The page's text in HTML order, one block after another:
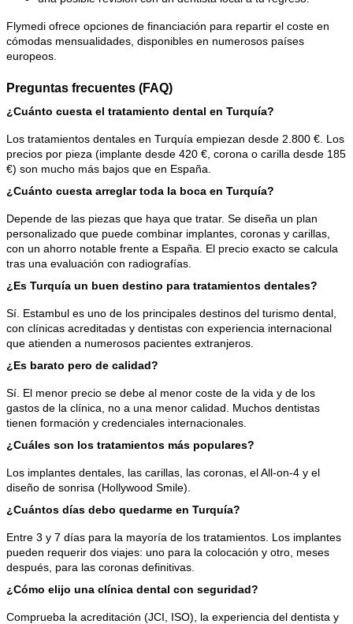
Flymedi ofrece opciones de financiación para repartir el coste en
cómodas mensualidades, disponibles en numerosos países
europeos.
Preguntas frecuentes (FAQ)
¿Cuánto cuesta el tratamiento dental en Turquía?
Los tratamientos dentales en Turquía empiezan desde 2.800 €. Los
precios por pieza (implante desde 420 €, corona o carilla desde 185
€) son mucho más bajos que en España.
¿Cuánto cuesta arreglar toda la boca en Turquía?
Depende de las piezas que haya que tratar. Se diseña un plan
personalizado que puede combinar implantes, coronas y carillas,
con un ahorro notable frente a España. El precio exacto se calcula
tras una evaluación con radiografías.
¿Es Turquía un buen destino para tratamientos dentales?
Sí. Estambul es uno de los principales destinos del turismo dental,
con clínicas acreditadas y dentistas con experiencia internacional
que atienden a numerosos pacientes extranjeros.
¿Es barato pero de calidad?
Sí. El menor precio se debe al menor coste de la vida y de los
gastos de la clínica, no a una menor calidad. Muchos dentistas
tienen formación y credenciales internacionales.
¿Cuáles son los tratamientos más populares?
Los implantes dentales, las carillas, las coronas, el All-on-4 y el
diseño de sonrisa (Hollywood Smile).
¿Cuántos días debo quedarme en Turquía?
Entre 3 y 7 días para la mayoría de los tratamientos. Los implantes
pueden requerir dos viajes: uno para la colocación y otro, meses
después, para las coronas definitivas.
¿Cómo elijo una clínica dental con seguridad?
Comprueba la acreditación (JCI, ISO), la experiencia del dentista y